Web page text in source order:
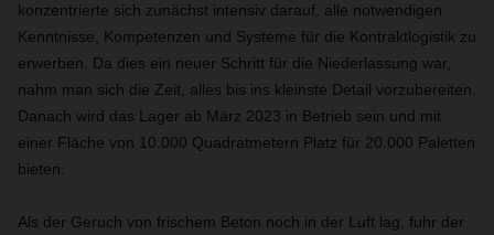
konzentrierte sich zunächst intensiv darauf, alle notwendigen
Kenntnisse, Kompetenzen und Systeme für die Kontraktlogistik zu
erwerben. Da dies ein neuer Schritt für die Niederlassung war,
nahm man sich die Zeit, alles bis ins kleinste Detail vorzubereiten.
Danach wird das Lager ab März 2023 in Betrieb sein und mit
einer Fläche von 10.000 Quadratmetern Platz für 20.000 Paletten
bieten.
Als der Geruch von frischem Beton noch in der Luft lag, fuhr der